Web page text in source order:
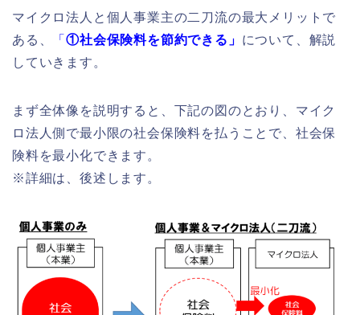
マイクロ法人と個人事業主の二刀流の最大メリットで
ある、
「①社会保険料を節約できる」 について、解説
していきます。
まず全体像を説明すると、下記の図のとおり、マイク
ロ法人側で最小限の社会保険料を払うことで、社会保
険料を最小化できます。
※詳細は、後述します。